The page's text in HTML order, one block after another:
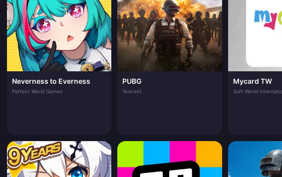
Neverness to Everness
Perfect World Games
PUBG
Tencent
Mycard TW
Soft-World